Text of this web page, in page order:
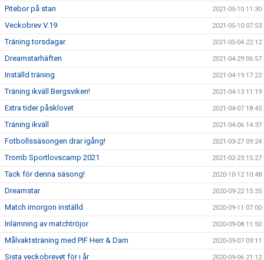
Pitebor på stan 2021-05-10 11:30
Veckobrev V.19 2021-05-10 07:53
Träning torsdagar 2021-05-04 22:12
Dreamstarhäften 2021-04-29 06:57
Inställd träning 2021-04-19 17:22
Träning ikväll Bergsviken! 2021-04-13 11:19
Extra tider påsklovet 2021-04-07 18:45
Träning ikväll 2021-04-06 14:37
Fotbollssäsongen drar igång! 2021-03-27 09:24
Tromb Sportlovscamp 2021 2021-02-23 15:27
Tack för denna säsong! 2020-10-12 10:48
Dreamstar 2020-09-22 15:35
Match imorgon inställd 2020-09-11 07:00
Inlämning av matchtröjor 2020-09-08 11:50
Målvaktsträning med PIF Herr & Dam 2020-09-07 09:11
Sista veckobrevet för i år 2020-09-06 21:12